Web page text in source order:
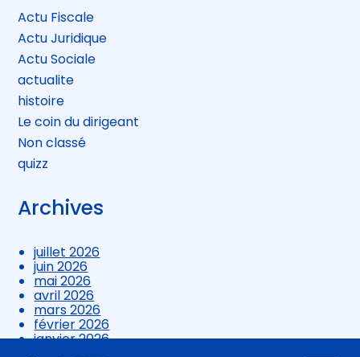
Actu Fiscale
Actu Juridique
Actu Sociale
actualite
histoire
Le coin du dirigeant
Non classé
quizz
Archives
juillet 2026
juin 2026
mai 2026
avril 2026
mars 2026
février 2026
janvier 2026